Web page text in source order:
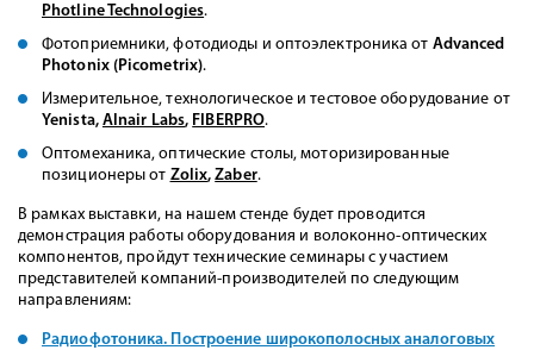
Photline Technologies.
Фотоприемники, фотодиоды и оптоэлектроника от Advanced
Photonix (Picometrix).
Измерительное, технологическое и тестовое оборудование от
Yenista, Alnair Labs, FIBERPRO.
Оптомеханика, оптические столы, моторизированные
позиционеры от Zolix,Zaber.
В рамках выставки, на нашем стенде будет проводится
демонстрация работы оборудования и волоконно-оптических
компонентов, пройдут технические семинары с участием
представителей компаний-производителей по следующим
направлениям:
Радиофотоника. Построение широкополосных аналоговых